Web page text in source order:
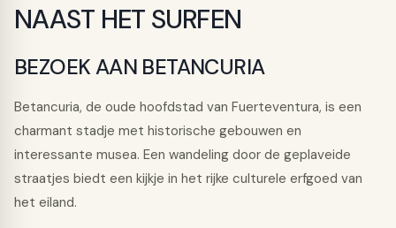
NAAST HET SURFEN
BEZOEK AAN BETANCURIA
Betancuria, de oude hoofdstad van Fuerteventura, is een
charmant stadje met historische gebouwen en
interessante musea. Een wandeling door de geplaveide
straatjes biedt een kijkje in het rijke culturele erfgoed van
het eiland.